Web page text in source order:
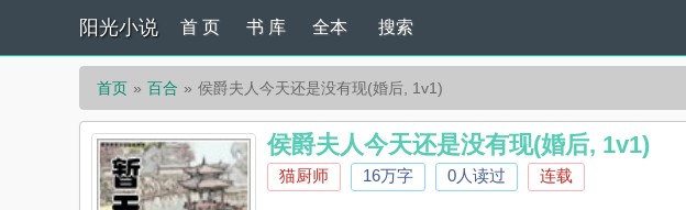
阳光小说 首 页 书 库 全本 搜索
首页 百合 侯爵夫人今天还是没有现(婚后, 1v1)
侯爵夫人今天还是没有现(婚后, 1v1)
猫厨师 16万字 0人读过 连载